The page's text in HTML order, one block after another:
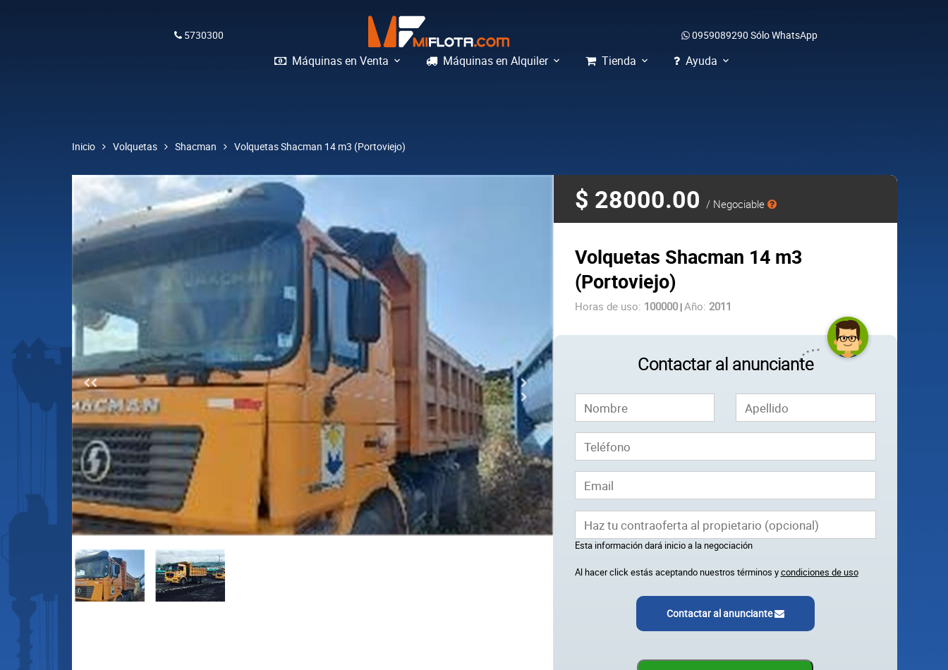
5730300 0959089290 Sólo WhatsApp
Máquinas en Venta Máquinas en Alquiler Tienda Ayuda
Inicio Volquetas Shacman Volquetas Shacman 14 m3 (Portoviejo)
$ 28000.00 / Negociable
Volquetas Shacman 14 m3
(Portoviejo)
Horas de uso: 100000|Año: 2011
Contactar al anunciante
Esta información dará inicio a la negociación
Al hacer click estás aceptando nuestros términos ycondiciones de uso
Contactar al anunciante